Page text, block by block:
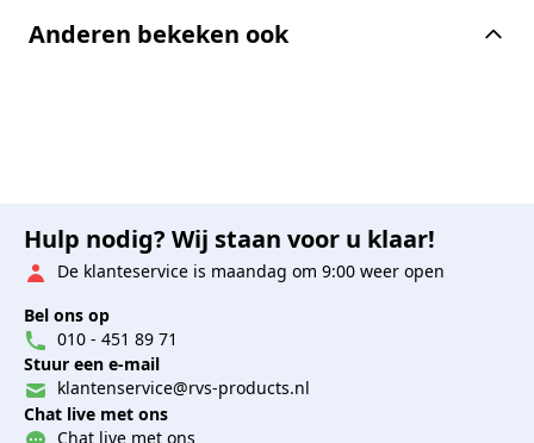
Anderen bekeken ook
Hulp nodig? Wij staan voor u klaar!
De klanteservice is maandag om 9:00 weer open
Bel ons op
010 - 451 89 71
Stuur een e-mail
klantenservice@rvs-products.nl
Chat live met ons
Chat live met ons